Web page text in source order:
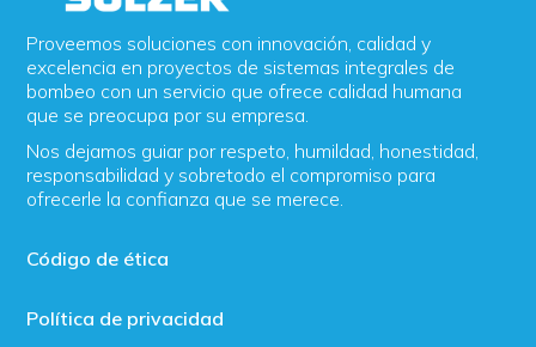
Proveemos soluciones con innovación, calidad y
excelencia en proyectos de sistemas integrales de
bombeo con un servicio que ofrece calidad humana
que se preocupa por su empresa.
Nos dejamos guiar por respeto, humildad, honestidad,
responsabilidad y sobretodo el compromiso para
ofrecerle la confianza que se merece.
Código de ética
Política de privacidad